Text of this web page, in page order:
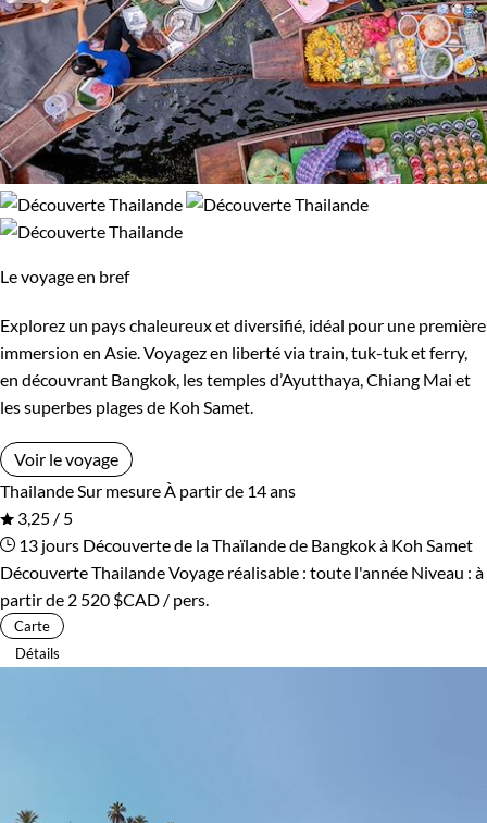
Le voyage en bref
Explorez un pays chaleureux et diversifié, idéal pour une première
immersion en Asie. Voyagez en liberté via train, tuk-tuk et ferry,
en découvrant Bangkok, les temples d’Ayutthaya, Chiang Mai et
les superbes plages de Koh Samet.
Voir le voyage
Thailande Sur mesure À partir de 14 ans
3,25 / 5
13 jours Découverte de la Thaïlande de Bangkok à Koh Samet
Découverte ThailandeVoyage réalisable : toute l'année Niveau : à
partir de 2 520 $CAD / pers.
Carte
Détails